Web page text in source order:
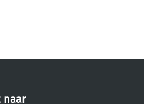
naar